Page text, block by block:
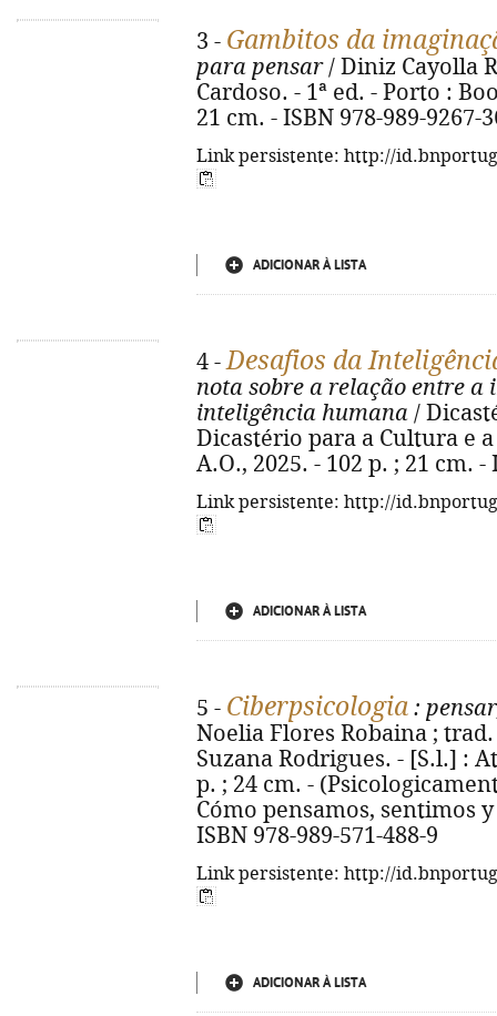
3 - Gambitos da
para pensar/ Diniz Cayolla
Cardoso. - 1ª ed. - Porto :
21 cm. - ISBN 978-989-9267-
Link persistente: http://
ADICIONAR À LISTA
4 -Desafios da
nota sobre a relação entre
inteligência humana /
Dicastério para a Cultura e
A.O., 2025. - 102 p. ; 21 cm. -
Link persistente: http://
ADICIONAR À LISTA
5 - Ciberpsicologia :
Noelia Flores Robaina ;
Suzana Rodrigues. - [S.l.] :
p. ; 24 cm. -
Cómo pensamos, sentimos
ISBN 978-989-571-488-9
Link persistente: http://
ADICIONAR À LISTA